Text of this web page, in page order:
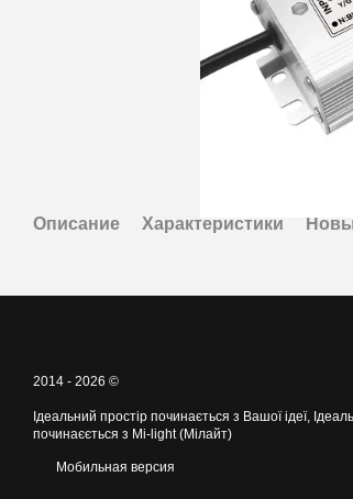
Описание Характеристики
2014 - 2026 ©
Ідеальний простір починається з Вашої ідеї,
починаєється з Mi-light (Мілайт)
Мобильная версия